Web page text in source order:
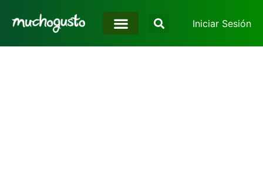
Iniciar Sesión